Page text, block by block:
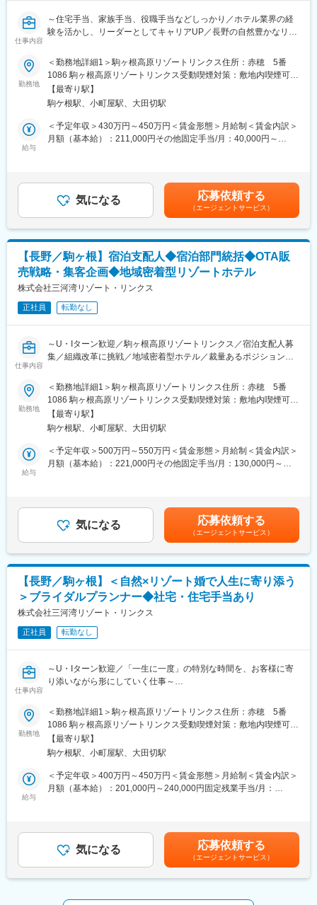
◇「リゾート×再生」のフェーズです。冬のスキー場に留まらな
い、通年型マウンテンリゾートとしてのブランド確立を目指して
◇四季を通じて、高い需要を誇る安定基盤があります。冬は全国
から集まるスキー・スノーボードのお客様で賑わい、夏は「ラグ
ビーの聖地」として多くの学生がスポーツ合宿で訪れます。
◇冬期リフト券の無料貸与はもちろん、移住支援も積極的に行っ
ています。都会の喧騒を離れ、空気が澄んだ大自然の中でオンオ
株式会社ハーレスキーリゾート
・住所…長野県長野県上田市菅平高原1223-146
・事業内容…リゾート事業の運営
■当社について：
当社は、菅平高原に7基のスキーリフトを保有・営業し、通年営業
のホテルも展開しています。
仕事内容
～住宅手当、家族手当、役職手当などしっかり／ホテル業界の経
験を活かし、リーダーとしてキャリアUP／長野の自然豊かなリゾ
■働き方
・週休2日制のシフト勤務
・住宅手当や社宅制度あり
・中央アルプス山麓の自然に囲まれたロケーション。社員16名の
少数精鋭チームで、風通しの良い職場環境
【具体的には】
・予約受付・管理、OTA対応、顧客情報の精査を行い、正確かつ
持・向上を図ります。
その他料飲、婚礼、調理、清掃、営業など各部門との連携も重要
な役割です！
■働く魅力：
・予約管理にとどまらず、スタッフマネジメントや部門間調整を
通じて、ホテル運営全体を俯瞰できるポジションです！
・従業員が自然豊かな環境で心からのおもてなしを持った接客が
できるよう、福利厚生を充実させています。
んおいしい賄も◎
・寮も完備されておりますので、ご希望の方はご相談ください！
■キャリアパス：
数施設の運営管理など、より広い裁量を持つポジションへのステ
ップアップが可能です。
【駒ヶ根高原リゾートリンクス】
客室数／70室※客室は洋室ツインベースのため個人のお客様が多
いです。
レストラン／１ヶ所60席※ビュッフェスタイルを中心、朝・夜営
業、（閑散期：夕食コース対応）、ランチは団体のみ
長野県駒ヶ根市の中央アルプス山麓に広がる駒ヶ根高原。駒ヶ根
インターより車で約3分の駒ヶ根高原にたたずむ「駒ヶ根高原リゾ
ートリンクス」は、2006年に欧風リゾートホテルとしてオープン
【別館 季澄香】
全室露天風呂完備の高級隠れ家の料理宿です。客室数8室/レスト
（繁忙期：3月～4月・7月～10月、閑散期：1月～2月・6月）
変更の範囲：会社の定める業務
勤務地
＜勤務地詳細1＞駒ヶ根高原リゾートリンクス住所：赤穂 5番
1086 駒ヶ根高原リゾートリンクス受動喫煙対策：敷地内喫煙可能
場所あり＜勤務地詳細2＞駒ヶ根高原リゾートリンクス／別館 季
澄香 住所：長野県駒ヶ根市赤穂4-172 受動喫煙対策：屋内全面禁
【最寄り駅】
駒ケ根駅、小町屋駅、大田切駅
給与
＜予定年収＞430万円～450万円＜賃金形態＞月給制＜賃金内訳＞
月額（基本給）：211,000円その他固定手当/月：40,000円～
有＜給与補足＞※経験やスキルを考慮して決定します。■その他固
定手当：役職給5000円、その他35000～50000円■昇給は人事考
課にて年1回 、業績により賞与年2回賃金はあくまでも目安の金
額であり、選考を通じて上下する可能性があります。月給(月額)は
固定手当を含めた表記です。
気になる 応募依頼する
（エージェントサービス）
【長野／駒ヶ根】宿泊支配人◆宿泊部門統括◆OTA販
売戦略・集客企画◆地域密着型リゾートホテル
株式会社三河湾リゾート・リンクス
正社員 転勤なし
仕事内容
～U・Iターン歓迎／駒ヶ根高原リゾートリンクス／宿泊支配人募
集／組織改革に挑戦／地域密着型ホテル／裁量あるポジション／
■働き方
・週休2日制のシフト勤務
・住宅手当や社宅制度あり
・中央アルプス山麓の自然に囲まれたロケーション。社員16名の
少数精鋭チームで、風通しの良い職場環境
を維持し、繁忙期・閑散期に応じた運営計画を立案します。
・OTAを活用した集客、旅行企画の調整など
■組織構成：
社員16名のチームを率い、スタッフ育成やシフト管理を行いなが
ら、顧客体験の向上を目指します。社内外との調整力や課題解決
力を発揮し、地域の魅力を活かした宿泊プランの企画にも関与。
現場の改善提案を積極的に行い、組織改革を推進する役割です。
■業務の魅力：
裁量の大きいポジションで、宿泊部門全体の運営に関われます。
企画力を発揮したい方に最適です。
■働く魅力：
・従業員が自然豊かな環境で心からのおもてなしを持った接客が
・基本的な手当以外に結婚手当や出産手当もございます。もちろ
んおいしい賄も◎
客室数／70室※客室は洋室ツインベースのため個人のお客様が多
いです。
レストラン／１ヶ所60席※ビュッフェスタイルを中心、朝・夜営
勤務地
＜勤務地詳細1＞駒ヶ根高原リゾートリンクス住所：赤穂 5番
1086 駒ヶ根高原リゾートリンクス受動喫煙対策：敷地内喫煙可能
場所あり＜勤務地詳細2＞駒ヶ根高原リゾートリンクス／別館 季
澄香 住所：長野県駒ヶ根市赤穂4-172 受動喫煙対策：屋内全面禁
【最寄り駅】
駒ケ根駅、小町屋駅、大田切駅
給与
＜予定年収＞500万円～550万円＜賃金形態＞月給制＜賃金内訳＞
月額（基本給）：221,000円その他固定手当/月：130,000円～
人事考課にて年1回 、業績により賞与年2回賃金はあくまでも目
安の金額であり、選考を通じて上下する可能性があります。月給
(月額)は固定手当を含めた表記です。
気になる 応募依頼する
（エージェントサービス）
【長野／駒ヶ根】＜自然×リゾート婚で人生に寄り添う
＞ブライダルプランナー◆社宅・住宅手当あり
株式会社三河湾リゾート・リンクス
正社員 転勤なし
仕事内容
～U・Iターン歓迎／「一生に一度」の特別な時間を、お客様に寄
り添いながら形にしていく仕事～
＼魅力ポイント／
◎中央アルプスの大自然に囲まれたリゾートウェディング
◎打ち合わせ～当日まで“一貫担当”でやりがい大
◎少数精鋭で裁量が大きく、キャリアアップしやすい環境
◎住宅手当・社宅ありで移住も安心
■職務概要
ていく仕事です。
・お客様との打ち合わせ（ヒアリング・提案）
勤務地
＜勤務地詳細1＞駒ヶ根高原リゾートリンクス住所：赤穂 5番
1086 駒ヶ根高原リゾートリンクス受動喫煙対策：敷地内喫煙可能
場所あり＜勤務地詳細2＞駒ヶ根高原リゾートリンクス／別館 季
澄香 住所：長野県駒ヶ根市赤穂4-172 受動喫煙対策：屋内全面禁
【最寄り駅】
駒ケ根駅、小町屋駅、大田切駅
給与
＜予定年収＞400万円～450万円＜賃金形態＞月給制＜賃金内訳＞
月額（基本給）：201,000円～240,000円固定残業手当/月：
与：年2回■その他固定手当：役職給あり（経験・スキルに応じ
る）賃金はあくまでも目安の金額であり、選考を通じて上下する
可能性があります。月給(月額)は固定手当を含めた表記です。
気になる 応募依頼する
（エージェントサービス）